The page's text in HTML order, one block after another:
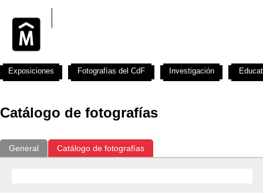
Catálogo de fotografías
General Catálogo de fotografías
Exposiciones Fotografías del CdF Investigación